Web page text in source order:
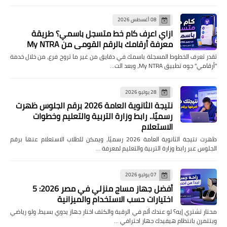
08 أغسطس 2026
ازاي اعرف كام خط متسجل باسمي؟ طريقة
معرفة أرقامك بالرقم القومي من My NTRA
تقدر تعرف الخطوط المسجلة باسمك في دقايق من غير ما تروح فرع، من خلال خدمة
"أرقامي" جوه تطبيق My NTRA، وبعد الت…
28 يوليو 2026
نتيجة الثانوية العامة 2026 برقم الجلوس ظهرت
رسميًا.. رابط وزارة التربية والتعليم وخطوات
الاستعلام
ظهرت نتيجة الثانوية العامة 2026 رسميًا، ويمكن للطلاب الاستعلام عنها برقم
الجلوس عبر رابط وزارة التربية والتعليم لمعرفة …
07 يوليو 2026
أفضل جهاز مساج منزلي في مصر 2026: 5
اختيارات حسب الاستخدام والميزانية
محتار تشتري إيه؟ لو عندك ألم في الرقبة والكتف اختار جهاز يدوي بسيط، ولو رياضي
وبتتمرن بانتظام هيفيدك جهاز احترافي …